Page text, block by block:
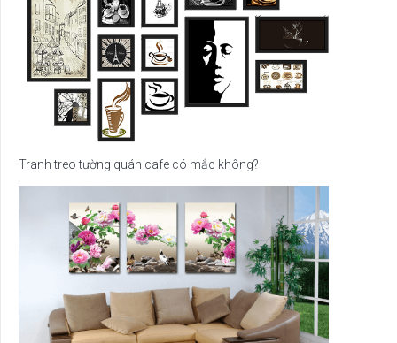
Tranh treo tường quán cafe có mắc không?